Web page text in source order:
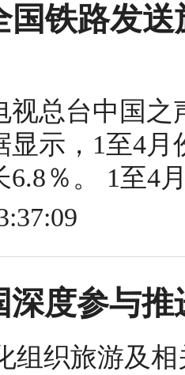
国铁路发
视总台中国
显示，1至4月
6.8％。 1至4
深度参与
组织旅游及